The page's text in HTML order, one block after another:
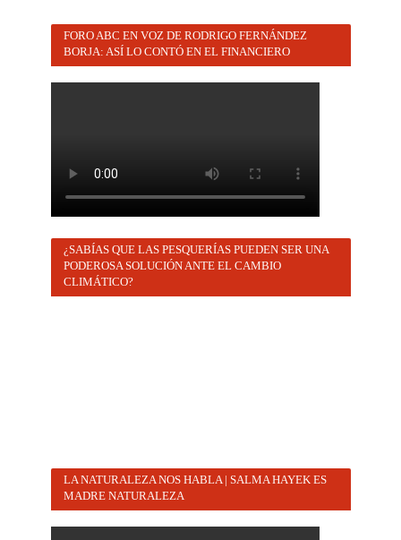
FORO ABC EN VOZ DE RODRIGO FERNÁNDEZ
BORJA: ASÍ LO CONTÓ EN EL FINANCIERO
¿SABÍAS QUE LAS PESQUERÍAS PUEDEN SER UNA
PODEROSA SOLUCIÓN ANTE EL CAMBIO
CLIMÁTICO?
LA NATURALEZA NOS HABLA | SALMA HAYEK ES
MADRE NATURALEZA